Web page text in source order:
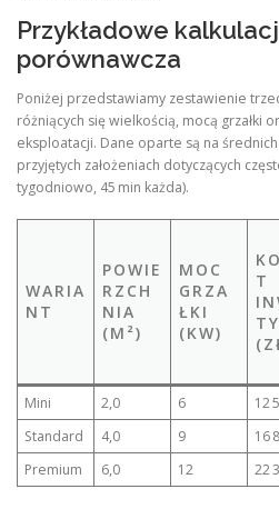
Przykładowe
porównawcza
Poniżej przedstawiamy zestawienie
różniących się wielkością, mocą grzałki
eksploatacji. Dane oparte są na
przyjętych założeniach dotyczących
tygodniowo, 45 min każda).
WARIA
NT
POWIE
RZCH
NIA
(M²)
MOC
GRZA
ŁKI
(KW)
T
Mini 2,0 6 12
Standard
4,0 9 16
Premium
6,0 12 22